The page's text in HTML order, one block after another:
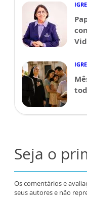
Seja o
Os comentários e
seus autores e não